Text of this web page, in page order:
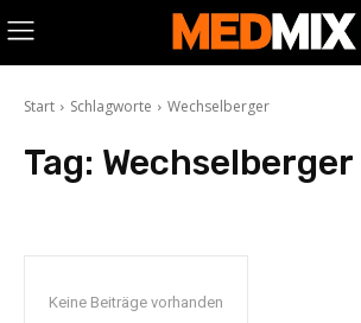
Start Schlagworte Wechselberger
Tag: Wechselberger
Keine Beiträge vorhanden